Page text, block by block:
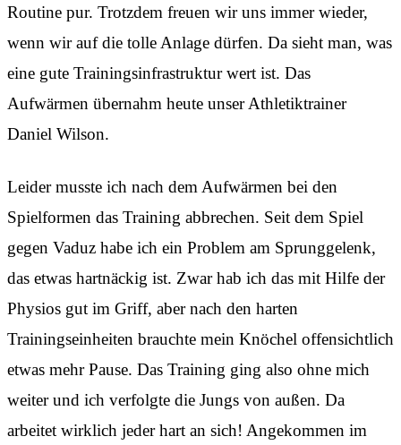
Routine pur. Trotzdem freuen wir uns immer wieder,
wenn wir auf die tolle Anlage dürfen. Da sieht man, was
eine gute Trainingsinfrastruktur wert ist. Das
Aufwärmen übernahm heute unser Athletiktrainer
Daniel Wilson.
Leider musste ich nach dem Aufwärmen bei den
Spielformen das Training abbrechen. Seit dem Spiel
gegen Vaduz habe ich ein Problem am Sprunggelenk,
das etwas hartnäckig ist. Zwar hab ich das mit Hilfe der
Physios gut im Griff, aber nach den harten
Trainingseinheiten brauchte mein Knöchel offensichtlich
etwas mehr Pause. Das Training ging also ohne mich
weiter und ich verfolgte die Jungs von außen. Da
arbeitet wirklich jeder hart an sich! Angekommen im